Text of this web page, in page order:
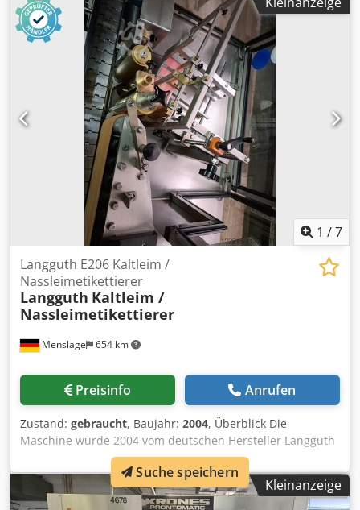
1 /7
Menslage 654 km
Langguth E206 Kaltleim /
Nassleimetikettierer
Langguth Kaltleim /
Nassleimetikettierer
Preisinfo Anrufen
Zustand: gebraucht, Baujahr: 2004, Überblick Die
Maschine wurde 2004 vom deutschen Hersteller Langguth
gebaut und ist komplett generalüberholt. Die Bilder
entsprechen nicht der tatsächlichen Maschine, sind aber
gut vergleichbar und repräsentativ. Techn. DatenKleinanzeige
Suche speichern